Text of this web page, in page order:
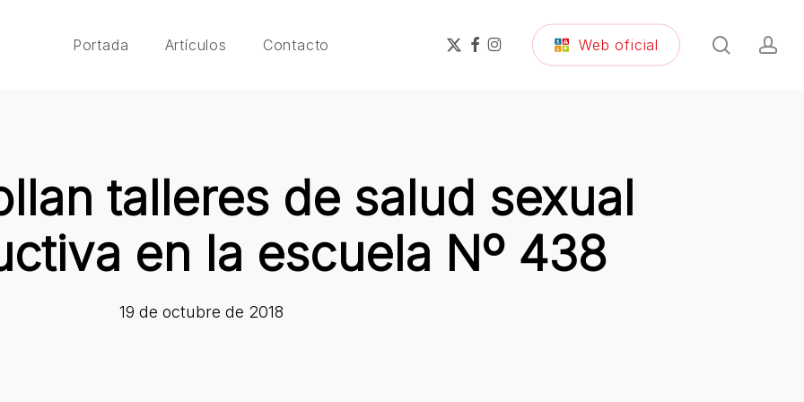
Portada Artículos Contacto
x-
twitter
facebook
instagram Web oficial search
talleres de salud sexual
en la escuela Nº 438
19 de octubre de 2018